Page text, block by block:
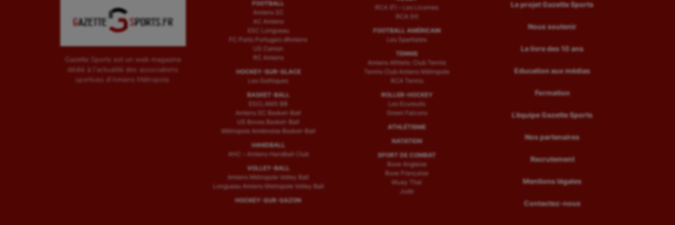
Gazette Sports est un web magazine
dédié à l'actualité des associations
sportives d'Amiens Métropole.
FOOTBALL
Amiens SC
AC Amiens
ESC Longueau
FC Porto Portugais d’Amiens
US Camon
RC Amiens
HOCKEY-SUR-GLACE
Les Gothiques
BASKET-BALL
ESCLAMS BB
Amiens SC Basket-Ball
US Boves Basket-Ball
Métropole Amiénoise Basket-Ball
HANDBALL
AHC – Amiens Handball Club
VOLLEY-BALL
Amiens Métropole Volley Ball
Longueau Amiens Metropole Volley Ball
HOCKEY-SUR-GAZON
RCA (F) – Les Licornes
RCA (H)
FOOTBALL AMÉRICAIN
Les Spartiates
TENNIS
Amiens Athletic Club Tennis
Tennis Club Amiens Métropole
RCA Tennis
ROLLER-HOCKEY
Les Ecureuils
Green Falcons
ATHLÉTISME
NATATION
SPORT DE COMBAT
Boxe Anglaise
Boxe Française
Muay Thaï
Judo
Le projet Gazette Sports
Nous soutenir
Le livre des 10 ans
Education aux médias
Formation
L’équipe Gazette Sports
Nos partenaires
Recrutement
Mentions légales
Contactez-nous